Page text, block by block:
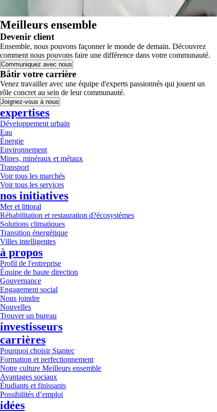
Meilleurs ensemble
Devenir client
Ensemble, nous pouvons façonner le monde de demain. Découvrez
comment nous pouvons faire une différence dans votre communauté.
Communiquez avec nous
Bâtir votre carrière
Venez travailler avec une équipe d'experts passionnés qui jouent un
rôle concret au sein de leur communauté.
Joignez-vous à nous
expertises
Développement urbain
Eau
Énergie
Environnement
Mines, minéraux et métaux
Transport
Voir tous les marchés
Voir tous les services
nos initiatives
Mer et littoral
Réhabilitation et restauration d?écosystèmes
Solutions climatiques
Transition énergétique
Villes intelligentes
à propos
Profil de l'entreprise
Équipe de haute direction
Gouvernance
Engagement social
Nous joindre
Nouvelles
Trouver un bureau
investisseurs
carrières
Pourquoi choisir Stantec
Formation et perfectionnement
Notre culture Meilleurs ensemble
Avantages sociaux
Étudiants et finissants
Possibilités d’emploi
idées